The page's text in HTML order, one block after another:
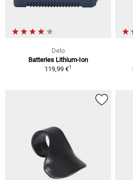
Delo
Batteries Lithium-Ion
119,99 €1